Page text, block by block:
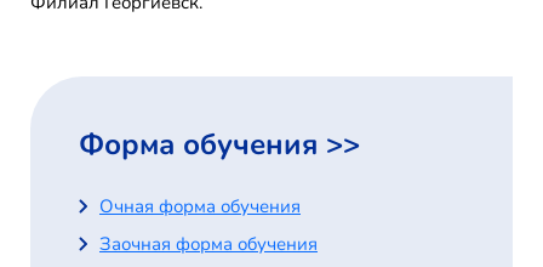
Форма обучения >>
Очная форма обучения
Заочная форма обучения